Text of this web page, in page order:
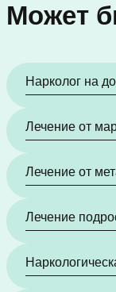
Может
Нарколог на
Лечение от
Лечение от
Лечение